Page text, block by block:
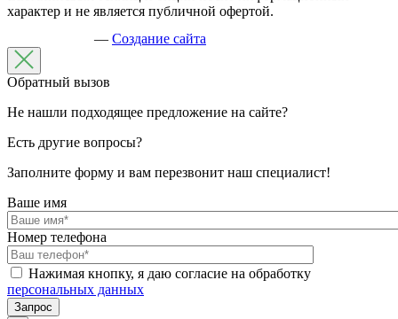
характер и не является публичной офертой.
— Создание сайта
Обратный вызов
Не нашли подходящее предложение на сайте?
Есть другие вопросы?
Заполните форму и вам перезвонит наш специалист!
Ваше имя
Номер телефона
Нажимая кнопку, я даю согласие на обработку
персональных данных